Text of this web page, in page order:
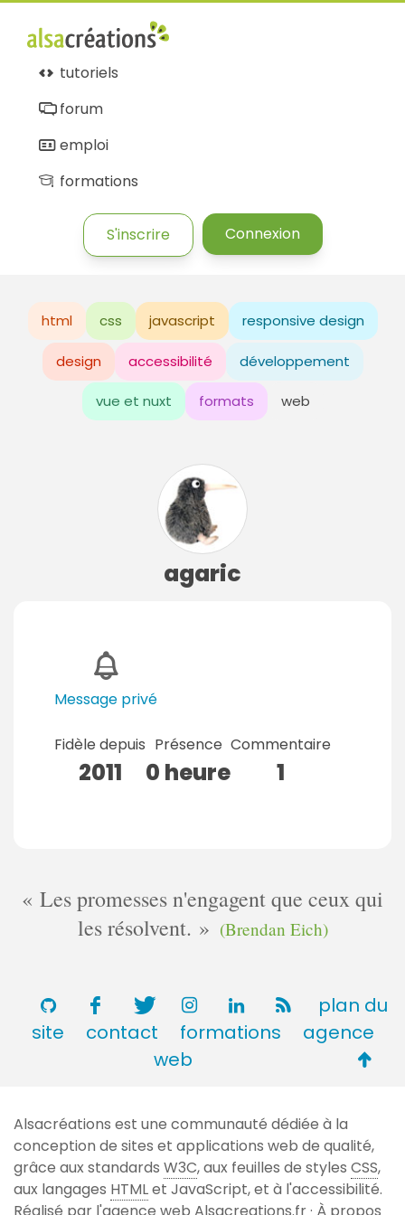
tutoriels
forum
emploi
formations
S'inscrire Connexion
html css javascript responsive design
design accessibilité développement
vue et nuxt formats web
agaric
Message privé
Fidèle depuis
2011
Présence
0 heure
Commentaire
1
Les promesses n'engagent que ceux qui
les résolvent.
(Brendan Eich)
plan du
site
contact formations
agence
web
de
page
Alsacréations est une communauté dédiée à la
conception de sites et applications web de qualité,
grâce aux standards W3C, aux feuilles de styles CSS,
aux langages HTMLet JavaScript, et à l'accessibilité.